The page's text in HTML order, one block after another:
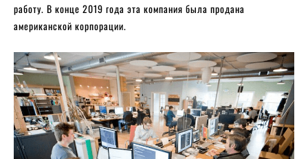
работу. В конце 2019 года эта компания была продана
американской корпорации.